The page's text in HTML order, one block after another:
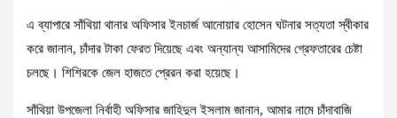
এ ব্যাপারে সাঁথিয়া থানার অফিসার ইনচার্জ আনোয়ার হোসেন ঘটনার সত্যতা স্বীকার
করে জানান, চাঁদার টাকা ফেরত দিয়েছে এবং অন্যান্য আসামিদের গ্রেফতারের চেষ্টা
চলছে। শিশিরকে জেল হাজতে প্রেরন করা হয়েছে।
সাঁথিয়া উপজেলা নির্বাহী অফিসার জাহিদুল ইসলাম জানান, আমার নামে চাঁদাবাজি